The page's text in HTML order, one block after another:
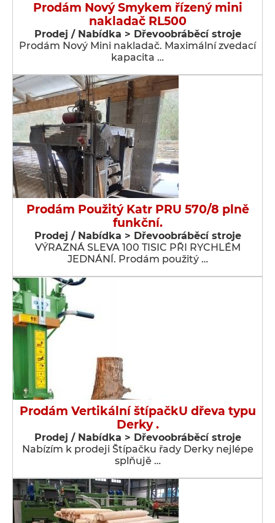
Prodám Nový Smykem řízený mini
nakladač RL500
Prodej / Nabídka > Dřevoobráběcí stroje
Prodám Nový Mini nakladač. Maximální zvedací
kapacita …
Prodám Použitý Katr PRU 570/8 plně
funkční.
Prodej / Nabídka > Dřevoobráběcí stroje
VÝRAZNÁ SLEVA 100 TISIC PŘI RYCHLÉM
JEDNÁNÍ. Prodám použitý …
Prodám Vertikální štípačkU dřeva typu
Derky .
Prodej / Nabídka > Dřevoobráběcí stroje
Nabízím k prodeji Štípačku řady Derky nejlépe
splňujě …